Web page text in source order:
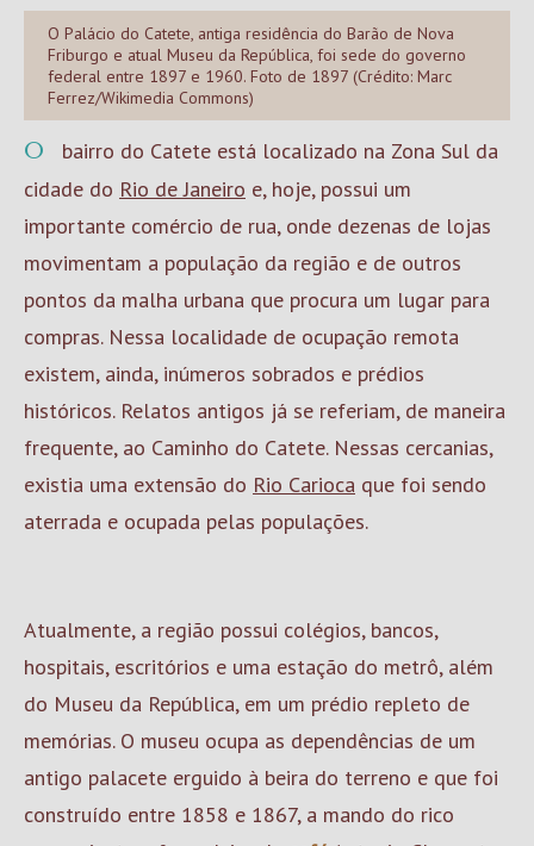
O Palácio do Catete, antiga residência do Barão de Nova
Friburgo e atual Museu da República, foi sede do governo
federal entre 1897 e 1960. Foto de 1897 (Crédito: Marc
Ferrez/Wikimedia Commons)
O bairro do Catete está localizado na Zona Sul da
cidade do Rio de Janeiro e, hoje, possui um
importante comércio de rua, onde dezenas de lojas
movimentam a população da região e de outros
pontos da malha urbana que procura um lugar para
compras. Nessa localidade de ocupação remota
existem, ainda, inúmeros sobrados e prédios
históricos. Relatos antigos já se referiam, de maneira
frequente, ao Caminho do Catete. Nessas cercanias,
existia uma extensão do Rio Carioca que foi sendo
aterrada e ocupada pelas populações.
Atualmente, a região possui colégios, bancos,
hospitais, escritórios e uma estação do metrô, além
do Museu da República, em um prédio repleto de
memórias. O museu ocupa as dependências de um
antigo palacete erguido à beira do terreno e que foi
construído entre 1858 e 1867, a mando do rico